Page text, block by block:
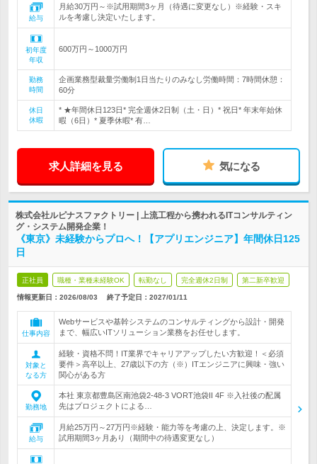
給与
月給30万円～※試用期間3ヶ月（待遇に変更なし）※経験・スキ
ルを考慮し決定いたします。
初年度
年収
600万円～1000万円
勤務
時間
企画業務型裁量労働制1日当たりのみなし労働時間：7時間休憩：
60分
休日
休暇
* ★年間休日123日* 完全週休2日制（土・日）* 祝日* 年末年始休
暇（6日）* 夏季休暇* 有…
求人詳細を見る 気になる
株式会社ルピナスファクトリー | 上流工程から携われるITコンサルティン
グ・システム開発企業！
《東京》未経験からプロへ！【アプリエンジニア】年間休日125
日
正社員 職種・業種未経験OK 転勤なし 完全週休2日制 第二新卒歓迎
情報更新日：2026/08/03 終了予定日： 2027/01/11
仕事内容
Webサービスや基幹システムのコンサルティングから設計・開発
まで、幅広いITソリューション業務をお任せします。
対象と
なる方
経験・資格不問！IT業界でキャリアアップしたい方歓迎！＜必須
要件＞高卒以上、27歳以下の方（※）ITエンジニアに興味・強い
関心がある方
勤務地
本社 東京都豊島区南池袋2-48-3 VORT池袋II 4F ※入社後の配属
先はプロジェクトによる…
給与
月給25万円～27万円※経験・能力等を考慮の上、決定します。※
試用期間3ヶ月あり（期間中の待遇変更なし）